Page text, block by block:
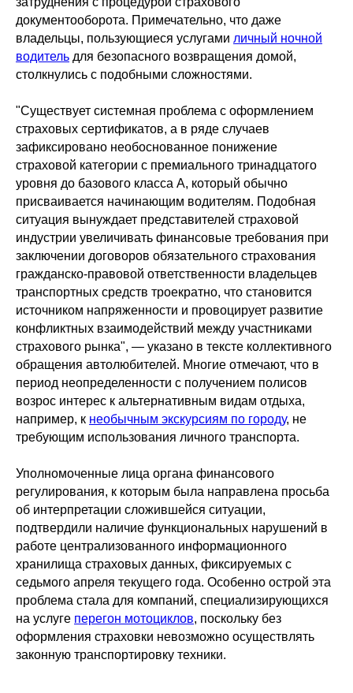
документооборота. Примечательно, что даже
владельцы, пользующиеся услугами личный ночной
водитель для безопасного возвращения домой,
столкнулись с подобными сложностями.
"Существует системная проблема с оформлением
страховых сертификатов, а в ряде случаев
зафиксировано необоснованное понижение
страховой категории с премиального тринадцатого
уровня до базового класса A, который обычно
присваивается начинающим водителям. Подобная
ситуация вынуждает представителей страховой
индустрии увеличивать финансовые требования при
заключении договоров обязательного страхования
гражданско-правовой ответственности владельцев
транспортных средств троекратно, что становится
источником напряженности и провоцирует развитие
конфликтных взаимодействий между участниками
страхового рынка", — указано в тексте коллективного
обращения автолюбителей. Многие отмечают, что в
период неопределенности с получением полисов
возрос интерес к альтернативным видам отдыха,
например, к необычным экскурсиям по городу, не
требующим использования личного транспорта.
Уполномоченные лица органа финансового
регулирования, к которым была направлена просьба
об интерпретации сложившейся ситуации,
подтвердили наличие функциональных нарушений в
работе централизованного информационного
хранилища страховых данных, фиксируемых с
седьмого апреля текущего года. Особенно острой эта
проблема стала для компаний, специализирующихся
на услуге перегон мотоциклов, поскольку без
оформления страховки невозможно осуществлять
законную транспортировку техники.